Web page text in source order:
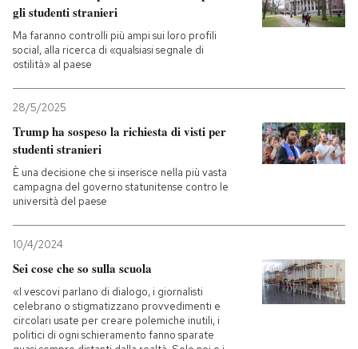
PODCAST
NEWSLETTER
I MIEI PREFERITI
SHOP
CALENDARIO
AREA PERSONALE
Entra
gli studenti stranieri
Ma faranno controlli più ampi sui loro profili
social, alla ricerca di «qualsiasi segnale di
ostilità» al paese
28/5/2025
Trump ha sospeso la richiesta di visti per
studenti stranieri
È una decisione che si inserisce nella più vasta
campagna del governo statunitense contro le
università del paese
10/4/2024
Sei cose che so sulla scuola
«I vescovi parlano di dialogo, i giornalisti
celebrano o stigmatizzano provvedimenti e
circolari usate per creare polemiche inutili, i
politici di ogni schieramento fanno sparate